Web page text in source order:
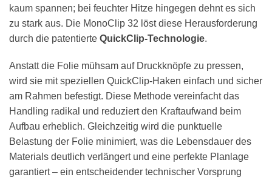
kaum spannen; bei feuchter Hitze hingegen dehnt es sich
zu stark aus. Die MonoClip 32 löst diese Herausforderung
durch die patentierte QuickClip-Technologie.
Anstatt die Folie mühsam auf Druckknöpfe zu pressen,
wird sie mit speziellen QuickClip-Haken einfach und sicher
am Rahmen befestigt. Diese Methode vereinfacht das
Handling radikal und reduziert den Kraftaufwand beim
Aufbau erheblich. Gleichzeitig wird die punktuelle
Belastung der Folie minimiert, was die Lebensdauer des
Materials deutlich verlängert und eine perfekte Planlage
garantiert – ein entscheidender technischer Vorsprung